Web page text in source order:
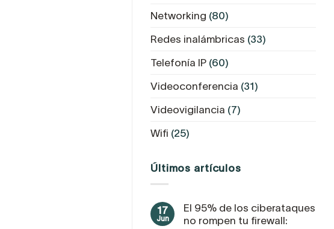
Networking (80)
Redes inalámbricas (33)
Telefonía IP (60)
Videoconferencia (31)
Videovigilancia (7)
Wifi (25)
Últimos artículos
17
Jun
El 95% de los ciberataques
no rompen tu firewall: